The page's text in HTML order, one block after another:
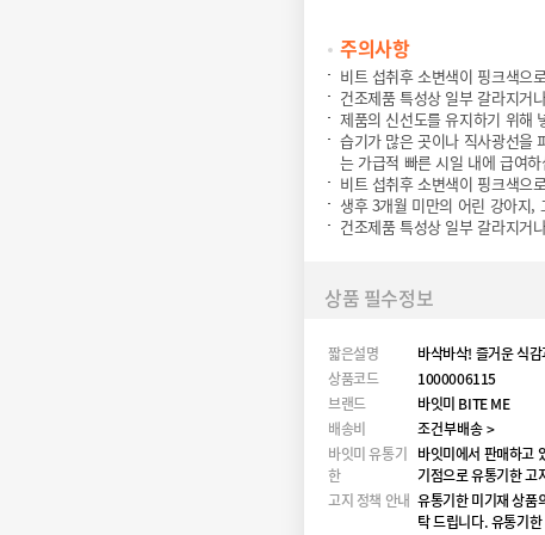
주의사항
비트 섭취후 소변색이 핑크색으
건조제품 특성상 일부 갈라지거
제품의 신선도를 유지하기 위해
습기가 많은 곳이나 직사광선을
는 가급적 빠른 시일 내에 급여
비트 섭취후 소변색이 핑크색으
생후 3개월 미만의 어린 강아지,
건조제품 특성상 일부 갈라지거
상품 필수정보
짧은설명
바삭바삭! 즐거운 식
상품코드
1000006115
브랜드
바잇미 BITE ME
배송비
조건부배송 >
바잇미 유통기
한
바잇미에서 판매하고
기점으로 유통기한 고
고지 정책 안내 유통기한 미기재 상품
탁 드립니다. 유통기